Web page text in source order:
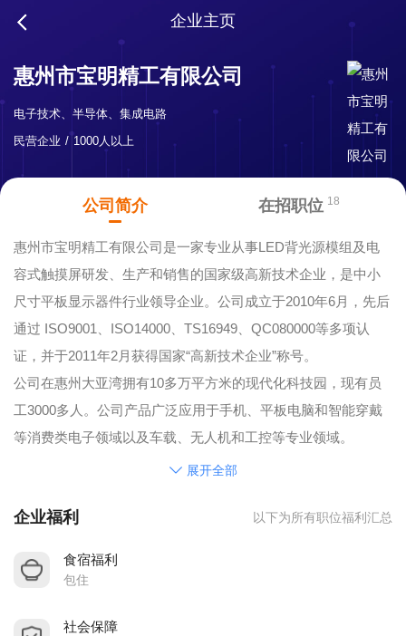
企业主页
惠州市宝明精工有限公司
电子技术、半导体、集成电路
民营企业
1000人以上
公司简介 在招职位 18
惠州市宝明精工有限公司是一家专业从事LED背光源模组及电
容式触摸屏研发、生产和销售的国家级高新技术企业，是中小
尺寸平板显示器件行业领导企业。公司成立于2010年6月，先后
通过 ISO9001、ISO14000、TS16949、QC080000等多项认
证，并于2011年2月获得国家“高新技术企业”称号。
公司在惠州大亚湾拥有10多万平方米的现代化科技园，现有员
工3000多人。公司产品广泛应用于手机、平板电脑和智能穿戴
等消费类电子领域以及车载、无人机和工控等专业领域。
公司坚持“以人为本，企业成功， 员工幸福，服务社会。”的经
你人生的每一次精彩。”的人才战略，竭诚为员工提供学习成
“海阔凭鱼跃，天高任鸟飞”，高速发展的宝明，期待你的加盟！
（惠州市宝明精工有限公司是深圳市宝明科技股份有限公司全
展开全部
企业福利 以下为所有职位福利汇总
食宿福利
包住
社会保障